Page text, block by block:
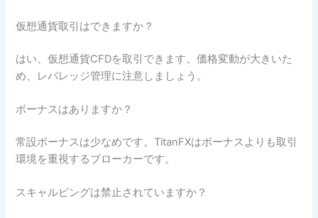
仮想通貨取引はできますか？
はい、仮想通貨CFDを取引できます。価格変動が大きいた
め、レバレッジ管理に注意しましょう。
ボーナスはありますか？
常設ボーナスは少なめです。TitanFXはボーナスよりも取引
環境を重視するブローカーです。
スキャルピングは禁止されていますか？